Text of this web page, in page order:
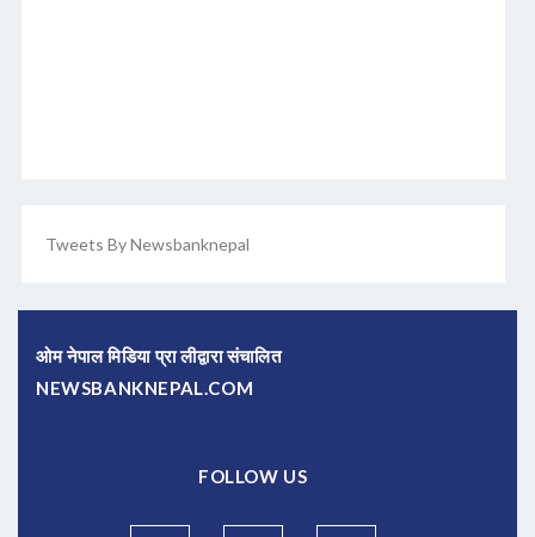
Tweets By Newsbanknepal
ओम नेपाल मिडिया प्रा लीद्वारा संचालित
NEWSBANKNEPAL.COM
FOLLOW US